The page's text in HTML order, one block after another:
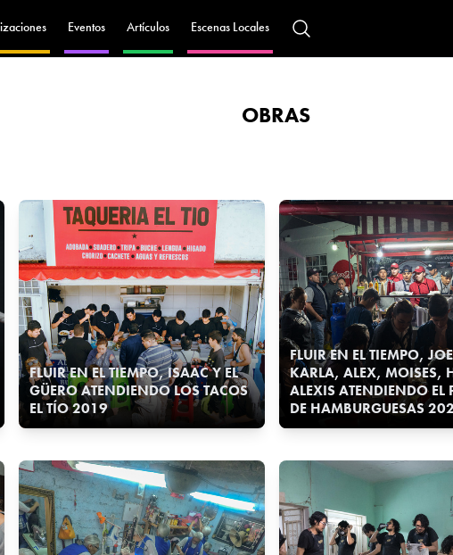
Eventos Artículos Escenas Locales
OBRAS
FLUIR EN EL TIEMPO, ISAAC Y EL
GÜERO ATENDIENDO LOS TACOS
EL TÍO 2019
FLUIR EN EL TIEMPO,
KARLA, ALEX, MOISES,
ALEXIS ATENDIENDO EL
DE HAMBURGUESAS